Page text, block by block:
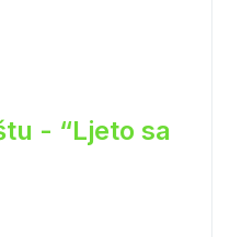
- “Ljeto sa